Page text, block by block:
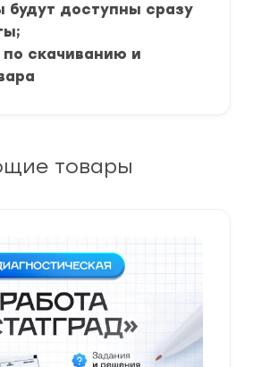
будут доступны сразу
скачиванию и
товары